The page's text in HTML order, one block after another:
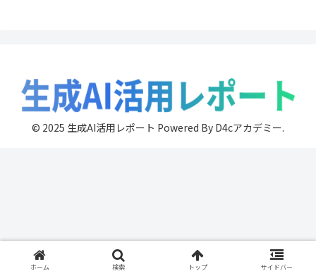
© 2025 生成AI活用レポート Powered By D4cアカデミー.
ホーム 検索 トップ サイドバー